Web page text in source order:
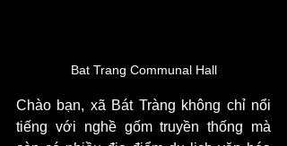
Bat Trang Communal Hall
Chào bạn, xã Bát Tràng không chỉ nổi
tiếng với nghề gốm truyền thống mà